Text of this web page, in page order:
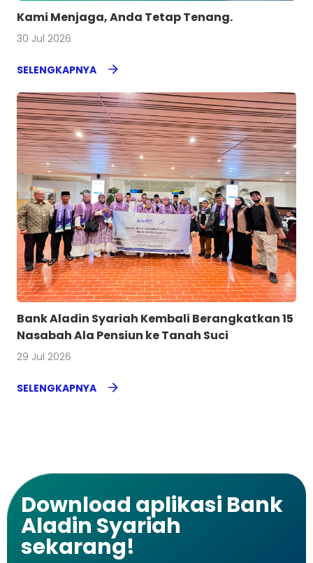
Kami Menjaga, Anda Tetap Tenang.
30 Jul 2026
SELENGKAPNYA
Bank Aladin Syariah Kembali Berangkatkan 15
Nasabah Ala Pensiun ke Tanah Suci
29 Jul 2026
SELENGKAPNYA
Download aplikasi Bank
Aladin Syariah
sekarang!